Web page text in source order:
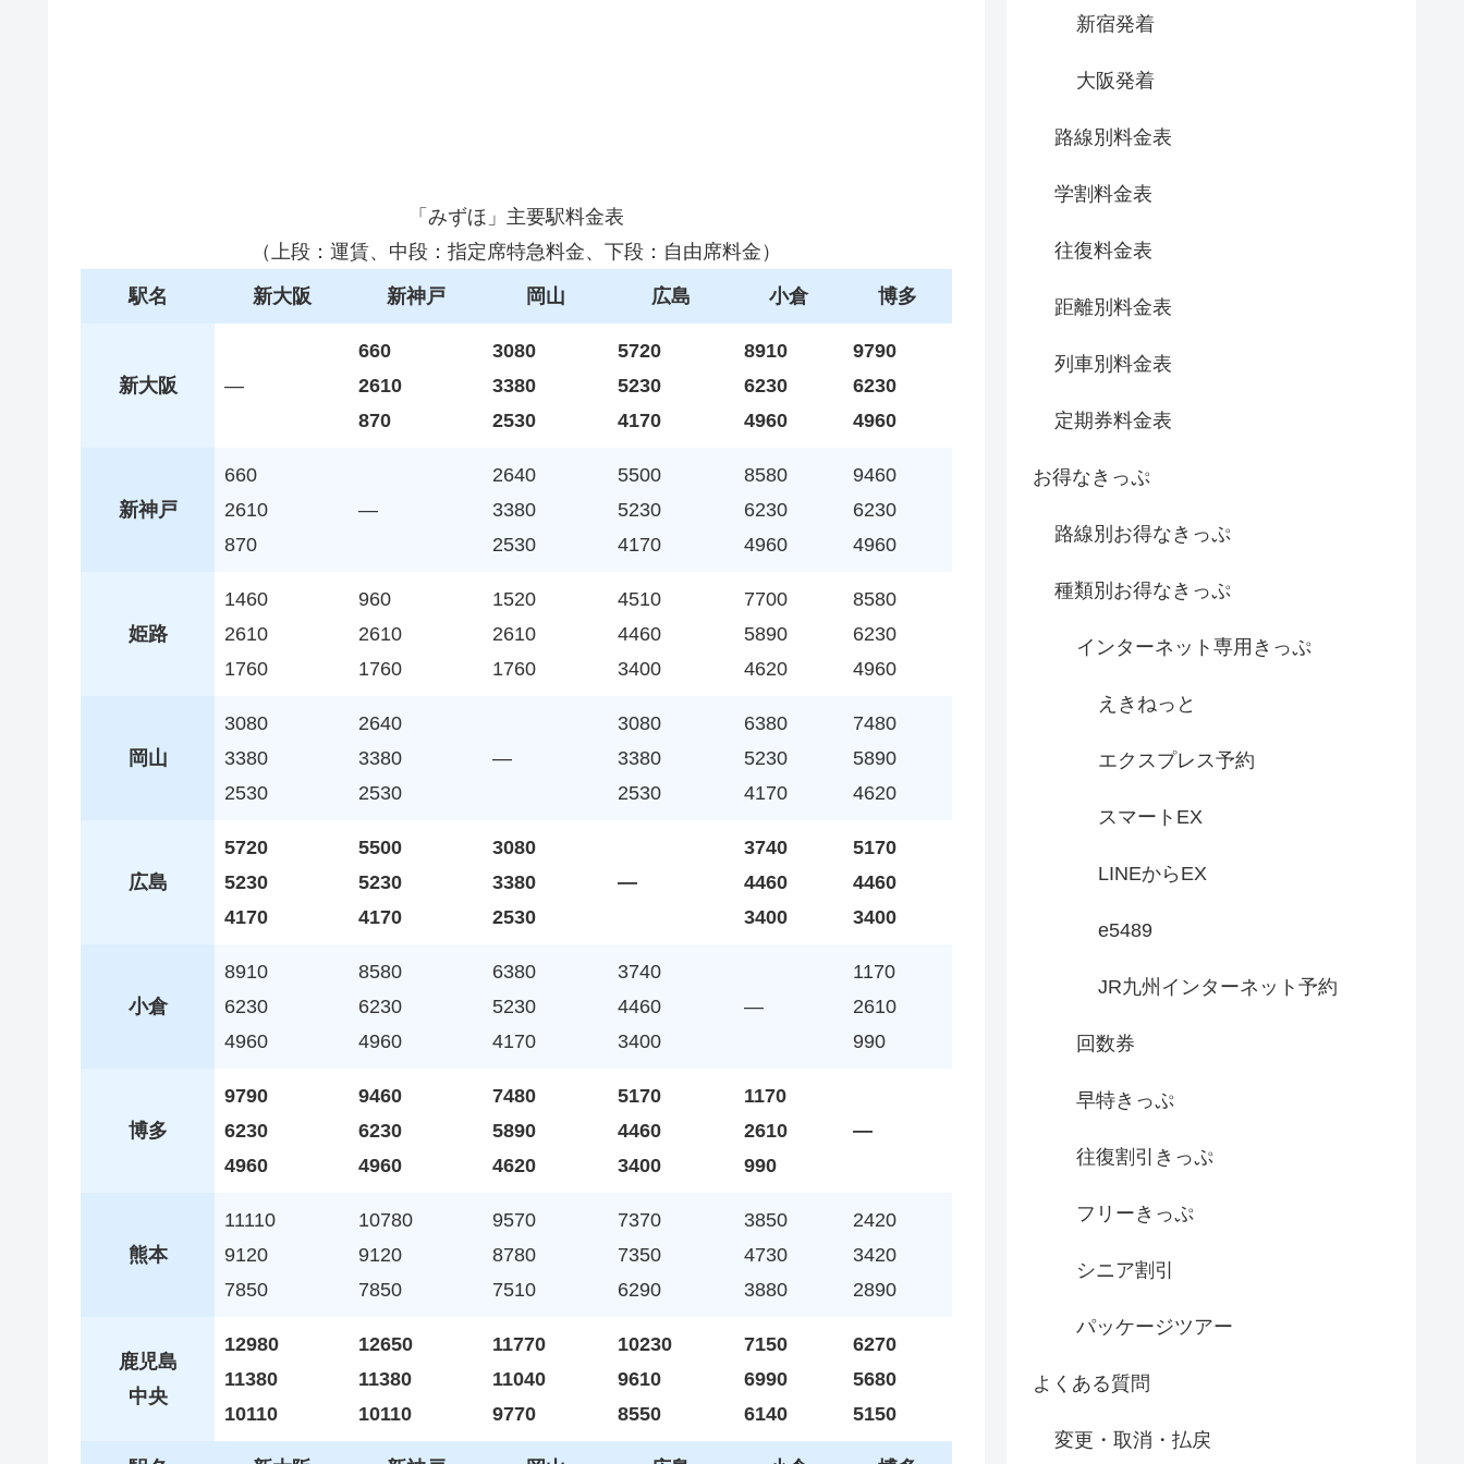
「みずほ」主要駅料金表
（上段：運賃、中段：指定席特急料金、下段：自由席料金）
駅名 新大阪 新神戸 岡山 広島 小倉 博多
新大阪 —
660
2610
870
3080
3380
2530
5720
5230
4170
8910
6230
4960
9790
6230
4960
新神戸
660
2610
870
—
2640
3380
2530
5500
5230
4170
8580
6230
4960
9460
6230
4960
姫路
1460
2610
1760
960
2610
1760
1520
2610
1760
4510
4460
3400
7700
5890
4620
8580
6230
4960
岡山
3080
3380
2530
2640
3380
2530
—
3080
3380
2530
6380
5230
4170
7480
5890
4620
広島
5720
5230
4170
5500
5230
4170
3080
3380
2530
—
3740
4460
3400
5170
4460
3400
小倉
8910
6230
4960
8580
6230
4960
6380
5230
4170
3740
4460
3400
—
1170
2610
990
博多
9790
6230
4960
9460
6230
4960
7480
5890
4620
5170
4460
3400
1170
2610
990
—
熊本
11110
9120
7850
10780
9120
7850
9570
8780
7510
7370
7350
6290
3850
4730
3880
2420
3420
2890
鹿児島
中央
12980
11380
10110
12650
11380
10110
11770
11040
9770
10230
9610
8550
7150
6990
6140
6270
5680
5150
新宿発着
大阪発着
路線別料金表
学割料金表
往復料金表
距離別料金表
列車別料金表
定期券料金表
お得なきっぷ
路線別お得なきっぷ
種類別お得なきっぷ
インターネット専用きっぷ
えきねっと
エクスプレス予約
スマートEX
LINEからEX
e5489
JR九州インターネット予約
回数券
早特きっぷ
往復割引きっぷ
フリーきっぷ
シニア割引
パッケージツアー
よくある質問
変更・取消・払戻